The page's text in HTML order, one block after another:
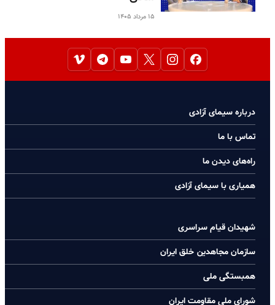
۱۵ مرداد ۱۴۰۵
درباره سیمای آزادی
تماس با ما
راه‌های دیدن ما
همیاری با سیمای آزادی
شهیدان قیام سراسری
سازمان مجاهدین خلق ایران
همبستگی ملی
شورای ملی مقاومت ایران